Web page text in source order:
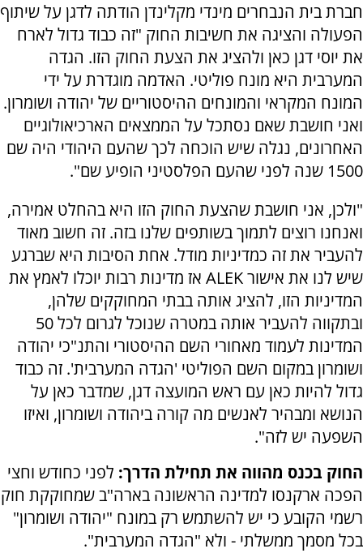
חברת בית הנבחרים מינדי מקלינדן הודתה לדגן על שיתוף
הפעולה והציגה את חשיבות החוק "זה כבוד גדול לארח
את יוסי דגן כאן ולהציג את הצעת החוק הזו. הגדה
המערבית היא מונח פוליטי. האדמה מוגדרת על ידי
המונח המקראי והמונחים ההיסטוריים של יהודה ושומרון.
ואני חושבת שאם נסתכל על הממצאים הארכיאולוגיים
האחרונים, נגלה שיש הוכחה לכך שהעם היהודי היה שם
1500 שנה לפני שהעם הפלסטיני הופיע שם".
"ולכן, אני חושבת שהצעת החוק הזו היא בהחלט אמירה,
ואנחנו רוצים לתמוך בשותפים שלנו בזה. זה חשוב מאוד
להעביר את זה כמדיניות מודל. אחת הסיבות היא שברגע
שיש לנו את אישור ALEK אז מדינות רבות יוכלו לאמץ את
המדיניות הזו, להציג אותה בבתי המחוקקים שלהן,
ובתקווה להעביר אותה במטרה שנוכל לגרום לכל 50
המדינות לעמוד מאחורי השם ההיסטורי והתנ"כי יהודה
ושומרון במקום השם הפוליטי 'הגדה המערבית'. זה כבוד
גדול להיות כאן עם ראש המועצה דגן, שמדבר כאן על
הנושא ומבהיר לאנשים מה קורה ביהודה ושומרון, ואיזו
השפעה יש לזה".
החוק בכנס מהווה את תחילת הדרך: לפני כחודש וחצי
הפכה ארקנסו למדינה הראשונה בארה"ב שמחוקקת חוק
רשמי הקובע כי יש להשתמש רק במונח "יהודה ושומרון"
בכל מסמך ממשלתי - ולא "הגדה המערבית".